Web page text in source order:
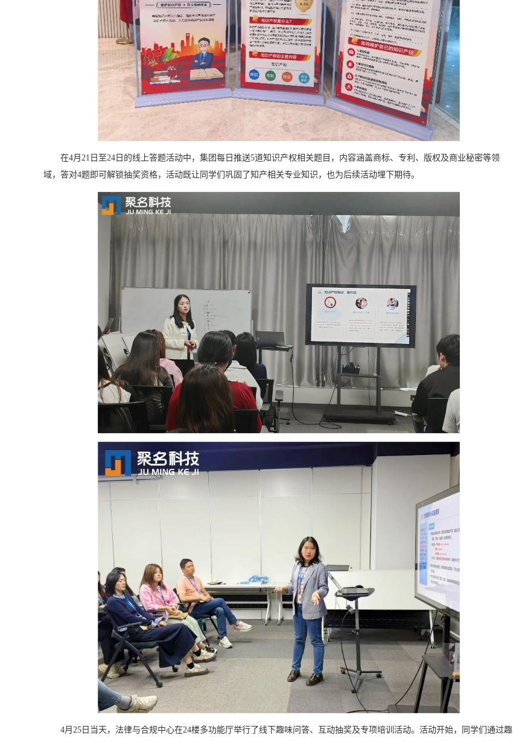
在4月21日至24日的线上答题活动中，集团每日推送5道知识产权相关题目，内容涵盖商标、专利、版权及商业秘密等领
域，答对4题即可解锁抽奖资格，活动既让同学们巩固了知产相关专业知识，也为后续活动埋下期待。
4月25日当天，法律与合规中心在24楼多功能厅举行了线下趣味问答、互动抽奖及专项培训活动。活动开始，同学们通过趣